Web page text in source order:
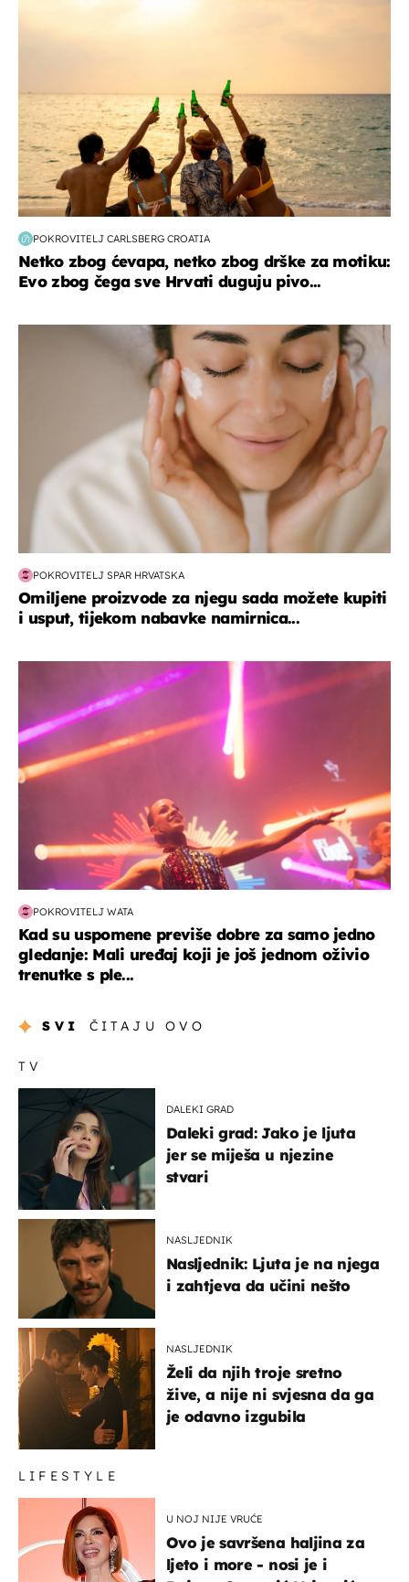
POKROVITELJ CARLSBERG CROATIA
Netko zbog ćevapa, netko zbog drške za motiku:
Evo zbog čega sve Hrvati duguju pivo...
moda & ljepota
POKROVITELJ SPAR HRVATSKA
Omiljene proizvode za njegu sada možete kupiti
i usput, tijekom nabavke namirnica...
POKROVITELJ WATA
Kad su uspomene previše dobre za samo jedno
gledanje: Mali uređaj koji je još jednom oživio
trenutke s ple...
SVI ČITAJU OVO
TV
DALEKI GRAD
Daleki grad: Jako je ljuta
jer se miješa u njezine
stvari
NASLJEDNIK
Nasljednik: Ljuta je na njega
i zahtjeva da učini nešto
NASLJEDNIK
Želi da njih troje sretno
žive, a nije ni svjesna da ga
je odavno izgubila
LIFESTYLE
U NOJ NIJE VRUĆE
Ovo je savršena haljina za
ljeto i more - nosi je i